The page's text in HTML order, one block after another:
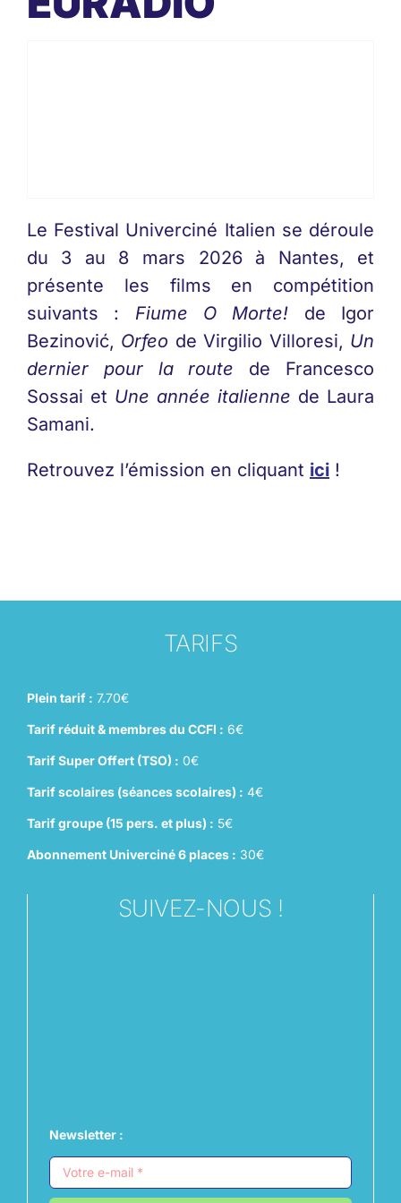
Le Festival Univerciné Italien se déroule
du 3 au 8 mars 2026 à Nantes, et
présente les films en compétition
suivants : Fiume O Morte! de Igor
Bezinović, Orfeo de Virgilio Villoresi, Un
dernier pour la route de Francesco
Sossai et Une année italienne de Laura
Samani.
Retrouvez l’émission en cliquant ici!
TARIFS
Plein tarif : 7.70€
Tarif réduit & membres du CCFI : 6€
Tarif Super Offert (TSO) : 0€
Tarif scolaires (séances scolaires) : 4€
Tarif groupe (15 pers. et plus) : 5€
Abonnement Univerciné 6 places : 30€
SUIVEZ-NOUS !
Newsletter :